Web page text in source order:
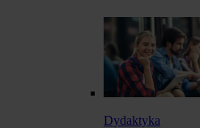
Dydaktyka